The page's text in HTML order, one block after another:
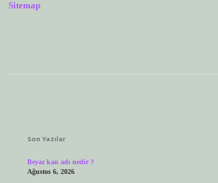
Sitemap
Son Yazılar
Beyaz kan adı nedir ?
Ağustos 6, 2026